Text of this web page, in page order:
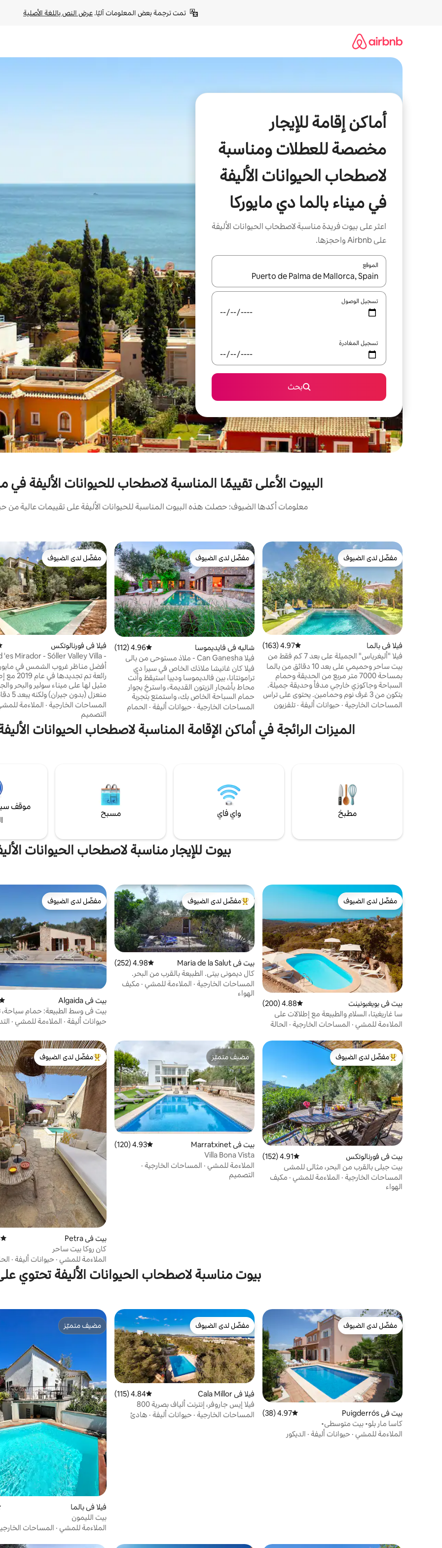
تمت ترجمة بعض المعلومات آليًا. عرض النص باللغة الأصلية
أماكن إقامة للإيجار
مخصصة للعطلات ومناسبة
لاصطحاب الحيوانات الأليفة
في ميناء بالما دي مايوركا
اعثر على بيوت فريدة مناسبة لاصطحاب الحيوانات الأليفة
على Airbnb واحجزها.
الموقع
عند توفر النتائج، انتقل باستخدام السهمين لأعلى ولأسفل أو استكشف عن طريق اللمس أو السحب.
تسجيل الوصول
تسجيل المغادرة
بحث
البيوت الأعلى تقييمًا المناسبة لاصطحاب للحيوانات الأليفة في
معلومات أكدها الضيوف: حصلت هذه البيوت المناسبة للحيوانات الأليفة على تقييمات عالية من
مفضّل لدى الضيوف
مفضّل لدى الضيوف
فيلا في بالما متوسط التقييم 4.97 من 5، 163 مراجعات
4.97 (163)
فيلا "أليغرياس" الجميلة على بعد 7 كم فقط من
وسط المدينة
بيت ساحر وحميمي على بعد 10 دقائق من بالما
بمساحة 7000 متر مربع من الحديقة وحمام
السباحة وجاكوزي خارجي مدفأ وحديقة جميلة.
يتكون من 3 غرف نوم وحمامين. يحتوي على تراس
كبير يطل على الحديقة والشرفات والمدافئ
ومريحة. منطقة هادئة على بعد 7 كم من وسط
مدينة بالما والمطار والشواطئ. محلات السوبر
المساحات الخارجية · حيوانات أليفة · تلفزيون
مفضّل لدى الضيوف
مفضّل لدى الضيوف
شاليه في فايديموسا متوسط التقييم 4.96 من 5، 112 مراجعات
4.96 (112)
فيلا Can Ganesha - ملاذ مستوحى من بالي
فيلا كان غانيشا ملاذك الخاص في سيرا دي
ترامونتانا، بين فالديموسا ودييا استيقظ وأنت
محاط بأشجار الزيتون القديمة، واسترخِ بجوار
حمام السباحة الخاص بك، واستمتع بتجربة
الجوهر الحقيقي لمايوركا بالنسق الذي ترغب فيه.
والخصوصية والراحة والبيئة الطبيعية المذهلة،
على بعد مسافة قصيرة بالسيارة من الشواطئ
المساحات الخارجية · حيوانات أليفة · الحمام
مفضّل لدى الضيوف
مفضّل لدى الضيوف
فيلا في فورنالوتكس
'es Mirador - Sóller Valley Villa -
Stunn
أفضل مناظر غروب الشمس في
رائعة تم
مثيل لها على ميناء سولير والبحر
منعزل
وحمامين ومطبخ مع جزيرة وغرفة
بانورامية زجاجية، وكلها في طابق
الطابق الأرضي حمام سباحة كبير مع
للشواء. استرخ مع العائلة والأصدقاء
المساحات الخارجية · الملاءمة
التصميم
الميزات الرائجة في أماكن الإقامة المناسبة لاصطحاب الحيوانات
مطبخ واي فاي مسبح
موقف
بيوت للإيجار مناسبة لاصطحاب الحيوانات
مفضّل لدى الضيوف
مفضّل لدى الضيوف
بيت في بويغبونينت متوسط التقييم 4.88 من 5، 200 مراجعات
4.88 (200)
سا غاريغيتا، السلام والطبيعة مع إطلالات على
البحر 10 أشخاص.
الملاءمة للمشي · المساحات الخارجية · الحالة
من أبرز البيوت المفضّلة لدى الضيوف
مفضّل لدى الضيوف
بيت في Maria de la Salut متوسط التقييم 4.98 من 5، 252 مراجعات
4.98 (252)
كال ديموني بيتي. الطبيعة بالقرب من البحر.
المساحات الخارجية · الملاءمة للمشي · مكيف
الهواء
مفضّل لدى الضيوف
مفضّل لدى الضيوف
بيت في Algaida
بيت في وسط الطبيعة: حمام سباحة،
حيوانات أليفة · الملاءمة للمشي ·
من أبرز البيوت المفضّلة لدى الضيوف
مفضّل لدى الضيوف
بيت في فورنالوتكس متوسط التقييم 4.91 من 5، 152 مراجعات
4.91 (152)
بيت جبلي بالقرب من البحر، مثالي للمشي
لمسافات طويلة.
المساحات الخارجية · الملاءمة للمشي · مكيف
الهواء
مضيف متميّز
مضيف متميّز
بيت في Marratxinet متوسط التقييم 4.93 من 5، 120 مراجعات
4.93 (120)
Villa Bona Vista
الملاءمة للمشي · المساحات الخارجية ·
التصميم
من أبرز البيوت المفضّلة لدى الضيوف
مفضّل لدى الضيوف
بيت في Petra
كان روكا بيت ساحر
الملاءمة للمشي · حيوانات أليفة ·
بيوت مناسبة لاصطحاب الحيوانات الأليفة تحتوي
مفضّل لدى الضيوف
مفضّل لدى الضيوف
بيت في Puigderrós متوسط التقييم 4.97 من 5، 38 مراجعات
4.97 (38)
كاسا مار بلو• بيت متوسطي•
الملاءمة للمشي · حيوانات أليفة · الديكور
مفضّل لدى الضيوف
مفضّل لدى الضيوف
فيلا في Cala Millor متوسط التقييم 4.84 من 5، 115 مراجعات
4.84 (115)
فيلا إيس جاروفر، إنترنت ألياف بصرية 800
ميجابايت وحمام سباحة
المساحات الخارجية · حيوانات أليفة · هادئ
مضيف متميّز
مضيف متميّز
فيلا في بالما
بيت الليمون
الملاءمة للمشي · المساحات